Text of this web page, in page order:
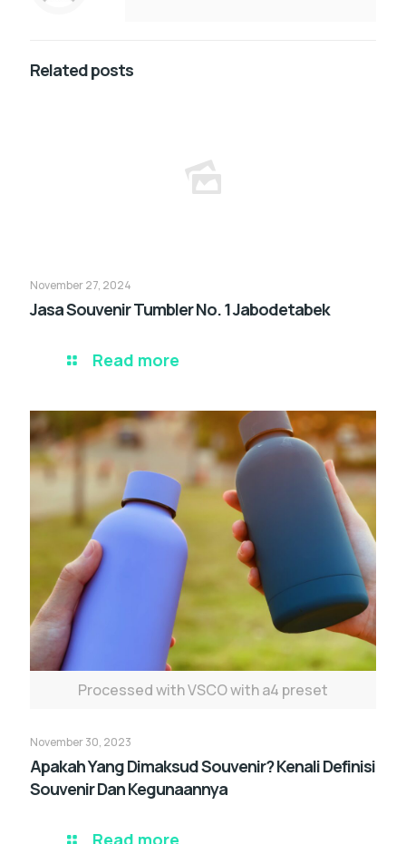
Related posts
November 27, 2024
Jasa Souvenir Tumbler No. 1 Jabodetabek
Read more
Processed with VSCO with a4 preset
November 30, 2023
Apakah Yang Dimaksud Souvenir? Kenali Definisi
Souvenir Dan Kegunaannya
Read more